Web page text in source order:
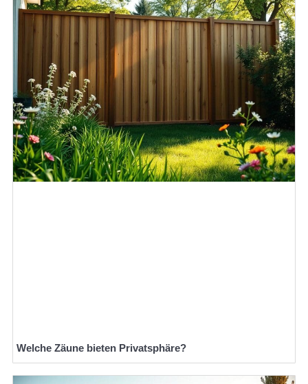
Welche Zäune bieten Privatsphäre?